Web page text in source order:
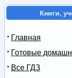
Книги,
Главная
Готовые
Все ГДЗ